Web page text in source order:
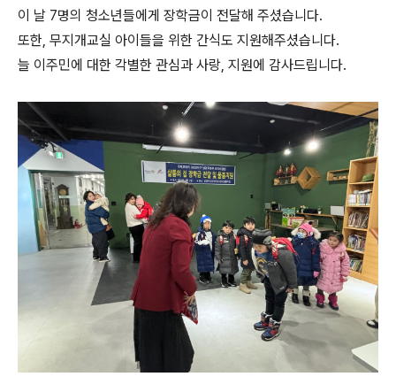
이 날 7명의 청소년들에게 장학금이 전달해 주셨습니다.
또한, 무지개교실 아이들을 위한 간식도 지원해주셨습니다.
늘 이주민에 대한 각별한 관심과 사랑, 지원에 감사드립니다.